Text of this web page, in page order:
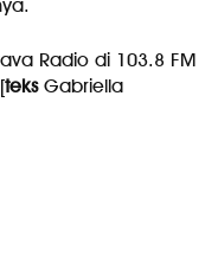
Radio di 103.8 FM
teksGabriella